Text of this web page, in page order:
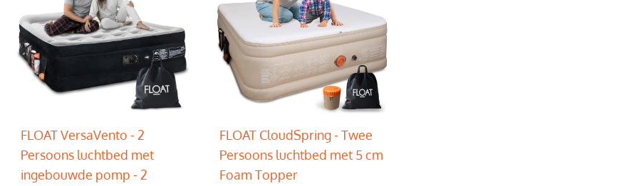
FLOAT VersaVento - 2
Persoons luchtbed met
ingebouwde pomp - 2
FLOAT CloudSpring - Twee
Persoons luchtbed met 5 cm
Foam Topper